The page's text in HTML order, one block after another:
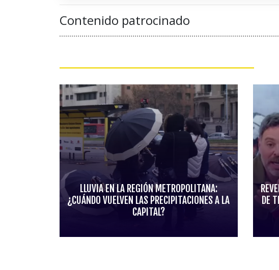
Contenido patrocinado
LLUVIA EN LA REGIÓN METROPOLITANA:
¿CUÁNDO VUELVEN LAS PRECIPITACIONES A LA
CAPITAL?
DE